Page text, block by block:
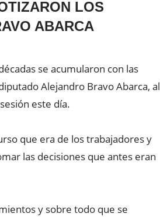
LOS
ABARCA
se acumularon con las
Alejandro Bravo Abarca, al
este día.
que era de los trabajadores y
las decisiones que antes eran
y sobre todo que se